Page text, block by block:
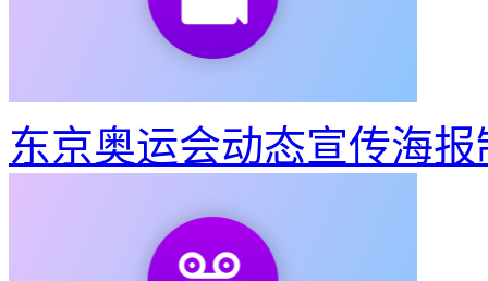
东京奥运会动态宣传海